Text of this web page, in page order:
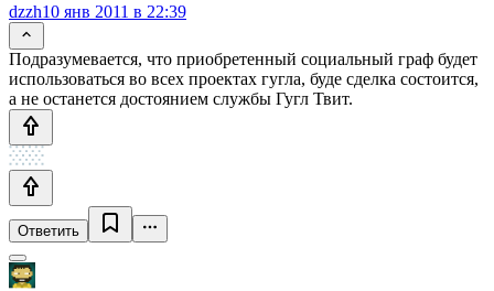
dzzh10 янв 2011 в 22:39
Подразумевается, что приобретенный социальный граф будет
использоваться во всех проектах гугла, буде сделка состоится,
а не останется достоянием службы Гугл Твит.
Ответить